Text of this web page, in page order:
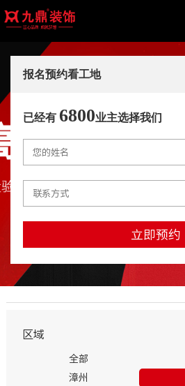
报名预约看工地
已经有 6800业主选择我们
立即预约
区域
全部
漳州